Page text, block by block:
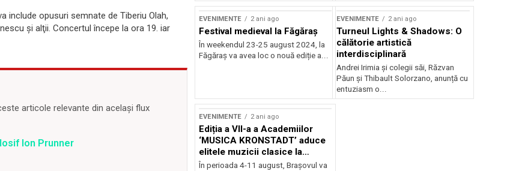
include opusuri semnate de Tiberiu Olah,
şi alţii. Concertul începe la ora 19. iar
articole relevante din același flux
Ion Prunner
EVENIMENTE 2 ani ago
Festival medieval la Făgăraș
În weekendul 23-25 august 2024, la
Făgăraș va avea loc o nouă ediție a...
EVENIMENTE 2 ani ago
Turneul Lights & Shadows: O
călătorie artistică
interdisciplinară
Andrei Irimia și colegii săi, Răzvan
Păun și Thibault Solorzano, anunță cu
entuziasm o...
EVENIMENTE 2 ani ago
Ediția a VII-a a Academiilor
‘MUSICA KRONSTADT’ aduce
elitele muzicii clasice la
Brașov
În perioada 4-11 august, Brașovul va